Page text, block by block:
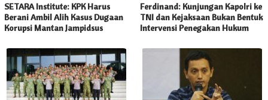
SETARA Institute: KPK Harus
Berani Ambil Alih Kasus Dugaan
Korupsi Mantan Jampidsus
Ferdinand: Kunjungan Kapolri ke
TNI dan Kejaksaan Bukan Bentuk
Intervensi Penegakan Hukum